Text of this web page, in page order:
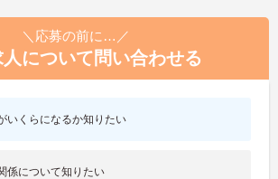
＼応募の前に…／
人について問い合わせる
いくらになるか知りたい
係について知りたい